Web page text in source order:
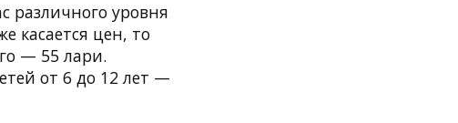
различного уровня
касается цен, то
— 55 лари.
от 6 до 12 лет —